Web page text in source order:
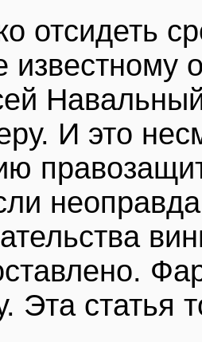
отсидеть
известному
И это
Эта статья